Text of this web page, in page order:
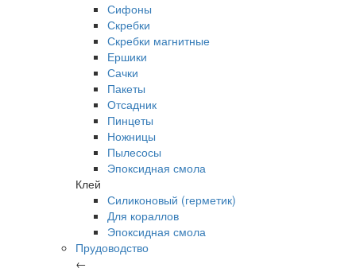
Сифоны
Скребки
Скребки магнитные
Ершики
Сачки
Пакеты
Отсадник
Пинцеты
Ножницы
Пылесосы
Эпоксидная смола
Клей
Силиконовый (герметик)
Для кораллов
Эпоксидная смола
Прудоводство
←